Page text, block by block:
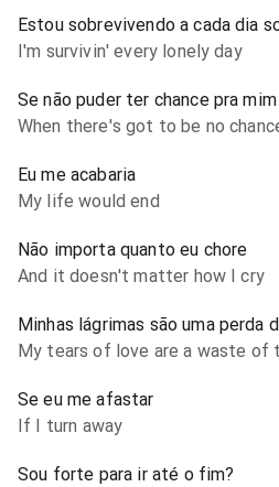
Estou sobrevivendo a cada dia
I'm survivin' every lonely day
Se não puder ter chance pra mim
When there's got to be no
Eu me acabaria
My life would end
Não importa quanto eu chore
And it doesn't matter how I cry
Minhas lágrimas são uma perda
My tears of love are a waste of
Se eu me afastar
If I turn away
Sou forte para ir até o fim?